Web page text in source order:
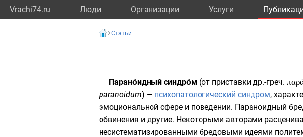
Vrachi74.ru Люди Организации Услуги
Статьи
Парано́идный синдро́м (от приставки др.-греч.
paranoidum) — психопатологический синдром,
эмоциональной сфере и поведении. Параноидный
обвинения и другие. Некоторыми авторами
несистематизированными бредовыми идеями